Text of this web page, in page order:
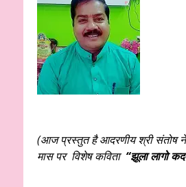
(आज प्रस्तुत है आदरणीय श्री संतोष
मास पर विशेष कविता “झूला लागो